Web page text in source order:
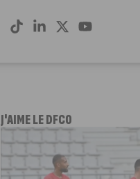
J'AIME LE DFCO